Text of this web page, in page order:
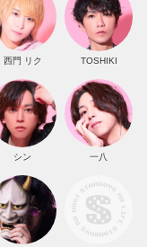
西門 リク TOSHIKI
シン 一八